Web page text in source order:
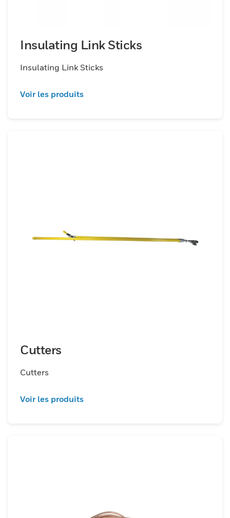
Insulating Link Sticks
Insulating Link Sticks
Voir les produits
Cutters
Cutters
Voir les produits